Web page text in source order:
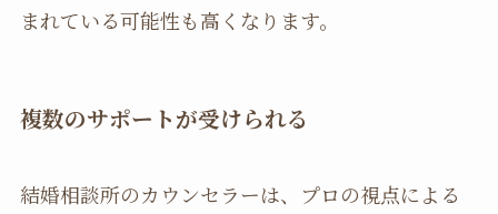
まれている可能性も高くなります。
複数のサポートが受けられる
結婚相談所のカウンセラーは、プロの視点による